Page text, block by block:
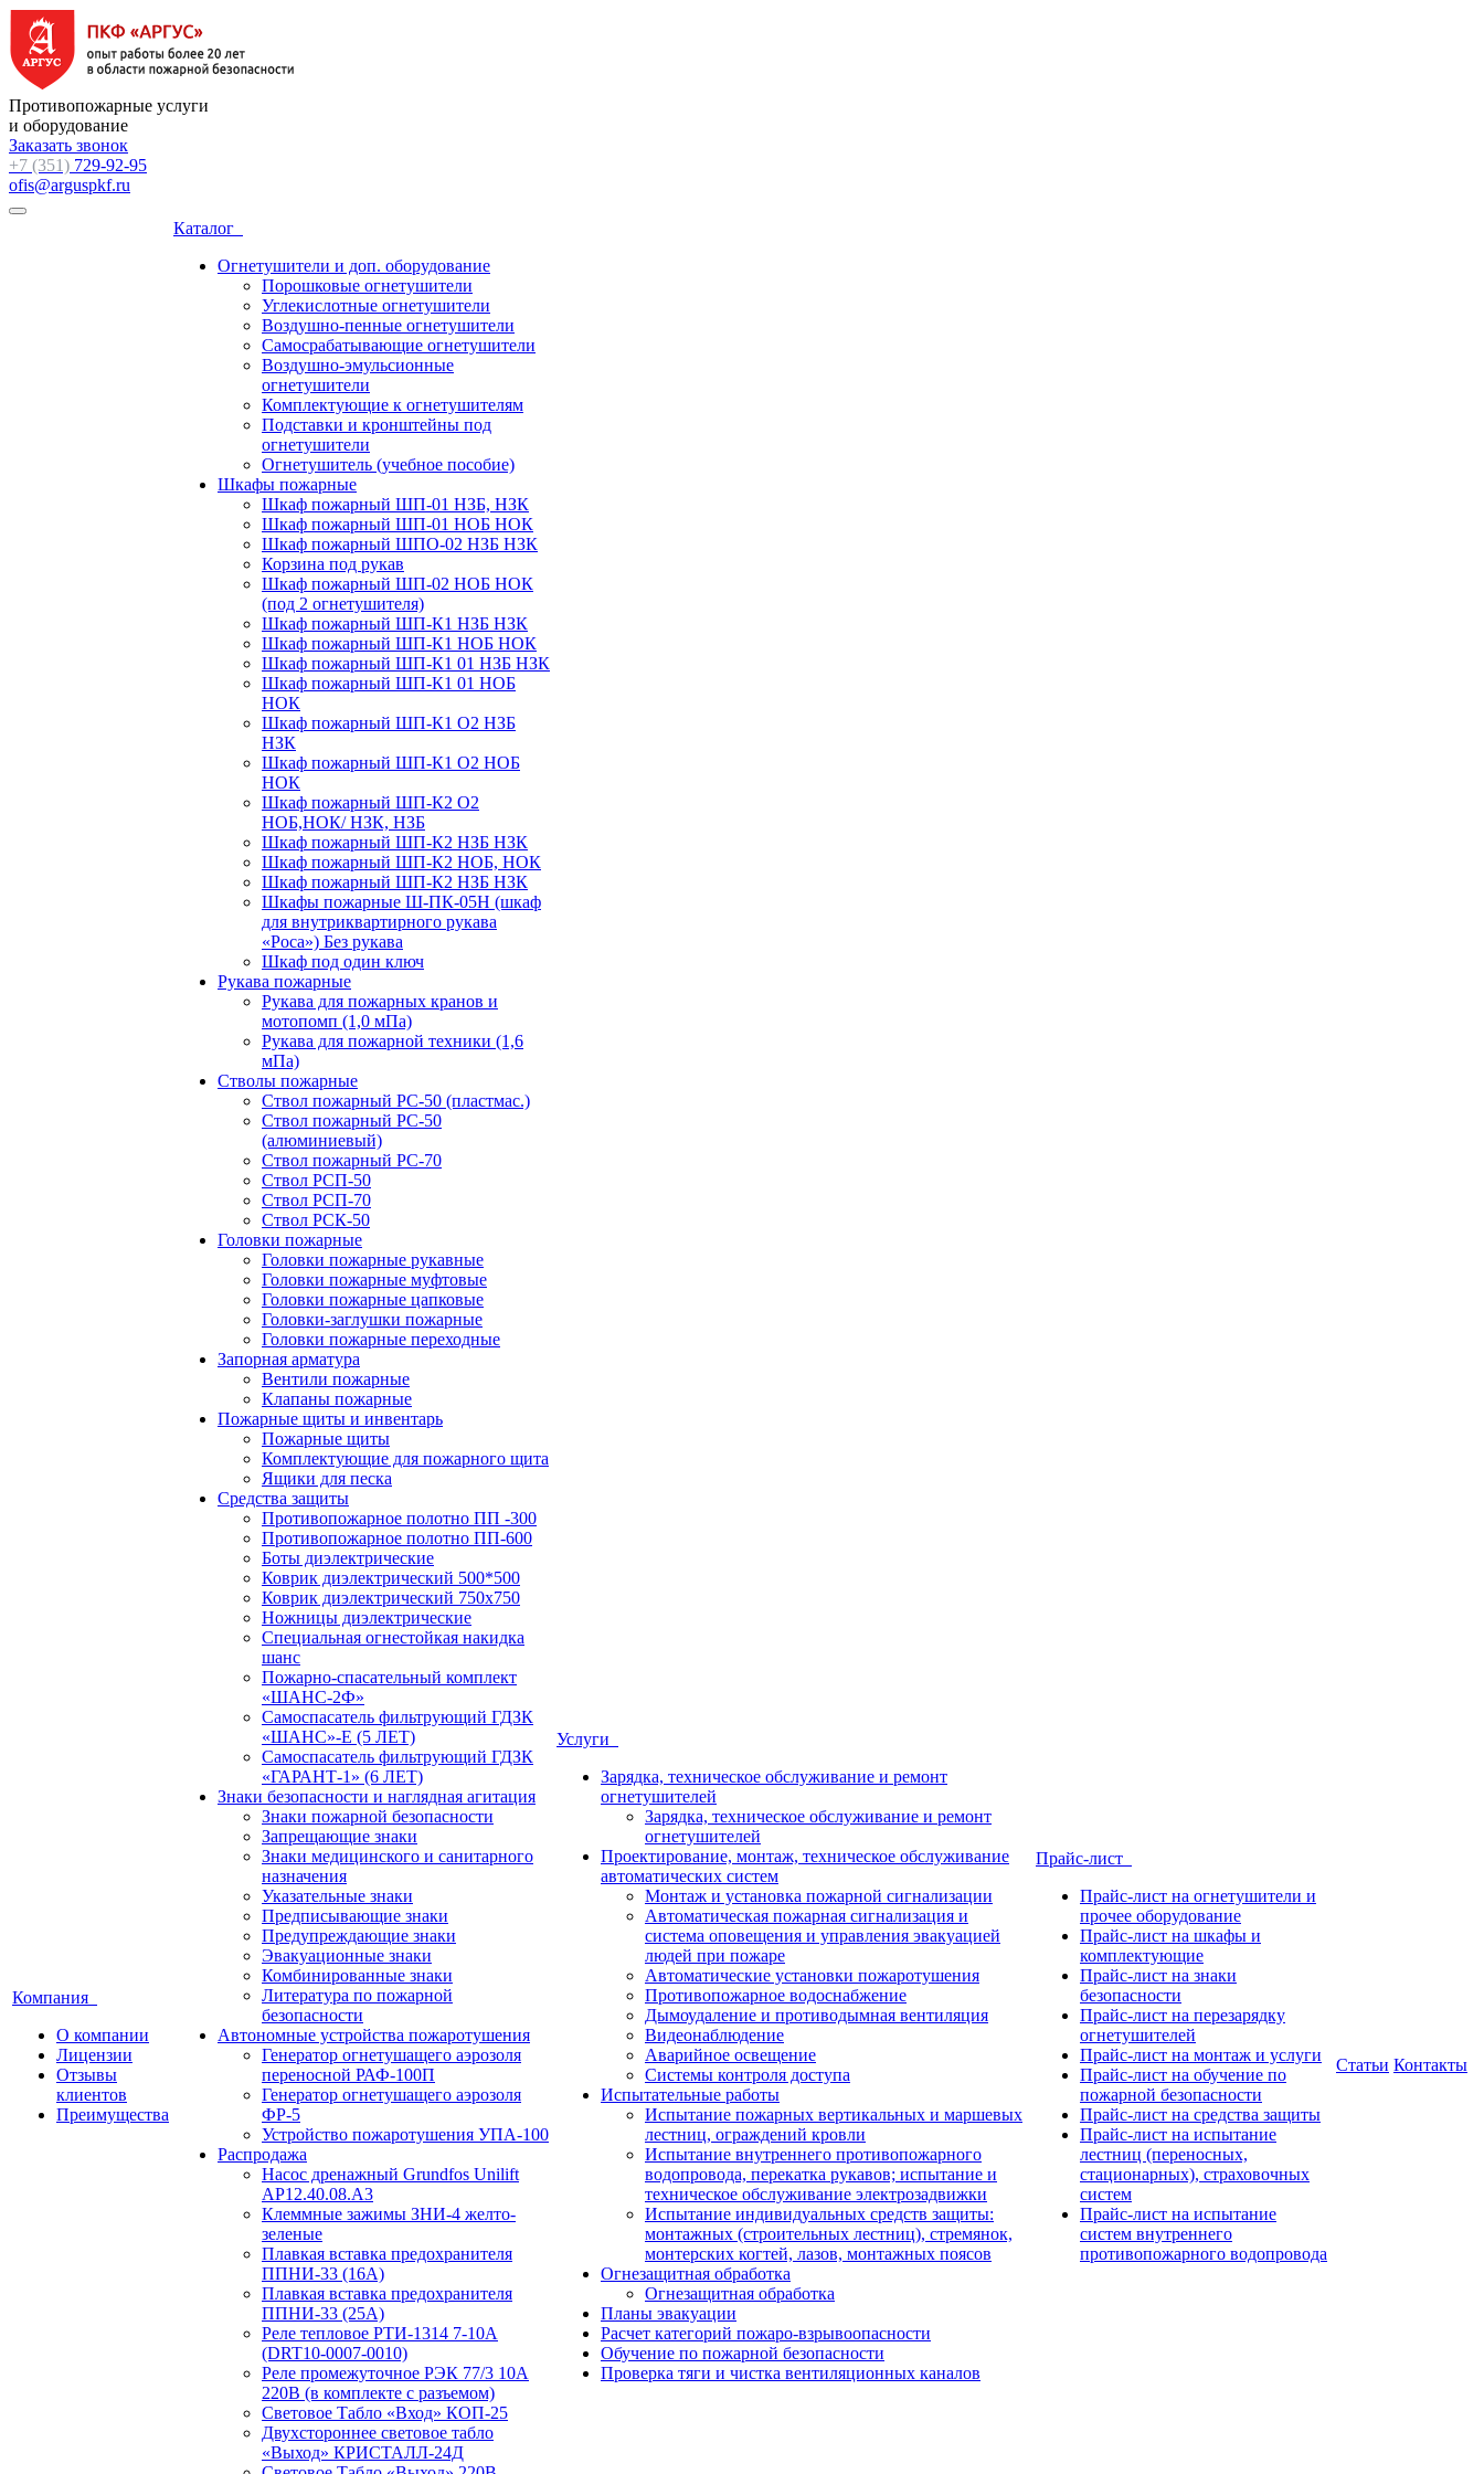
Противопожарные услуги
и оборудование
Заказать звонок
+7 (351) 729-92-95
ofis@arguspkf.ru
Компания
О компании
Лицензии
Отзывы
клиентов
Преимущества
Каталог
Огнетушители и доп. оборудование
Порошковые огнетушители
Углекислотные огнетушители
Воздушно-пенные огнетушители
Самосрабатывающие огнетушители
Воздушно-эмульсионные
огнетушители
Комплектующие к огнетушителям
Подставки и кронштейны под
огнетушители
Огнетушитель (учебное пособие)
Шкафы пожарные
Шкаф пожарный ШП-01 НЗБ, НЗК
Шкаф пожарный ШП-01 НОБ НОК
Шкаф пожарный ШПО-02 НЗБ НЗК
Корзина под рукав
Шкаф пожарный ШП-02 НОБ НОК
(под 2 огнетушителя)
Шкаф пожарный ШП-К1 НЗБ НЗК
Шкаф пожарный ШП-К1 НОБ НОК
Шкаф пожарный ШП-К1 01 НЗБ НЗК
Шкаф пожарный ШП-К1 01 НОБ
НОК
Шкаф пожарный ШП-К1 О2 НЗБ
НЗК
Шкаф пожарный ШП-К1 О2 НОБ
НОК
Шкаф пожарный ШП-К2 О2
НОБ,НОК/ НЗК, НЗБ
Шкаф пожарный ШП-К2 НЗБ НЗК
Шкаф пожарный ШП-К2 НОБ, НОК
Шкаф пожарный ШП-К2 НЗБ НЗК
Шкафы пожарные Ш-ПК-05Н (шкаф
для внутриквартирного рукава
«Роса») Без рукава
Шкаф под один ключ
Рукава пожарные
Рукава для пожарных кранов и
мотопомп (1,0 мПа)
Рукава для пожарной техники (1,6
мПа)
Стволы пожарные
Ствол пожарный РС-50 (пластмас.)
Ствол пожарный РС-50
(алюминиевый)
Ствол пожарный РС-70
Ствол РСП-50
Ствол РСП-70
Ствол РСК-50
Головки пожарные
Головки пожарные рукавные
Головки пожарные муфтовые
Головки пожарные цапковые
Головки-заглушки пожарные
Головки пожарные переходные
Запорная арматура
Вентили пожарные
Клапаны пожарные
Пожарные щиты и инвентарь
Пожарные щиты
Комплектующие для пожарного щита
Ящики для песка
Средства защиты
Противопожарное полотно ПП -300
Противопожарное полотно ПП-600
Боты диэлектрические
Коврик диэлектрический 500*500
Коврик диэлектрический 750х750
Ножницы диэлектрические
Специальная огнестойкая накидка
шанс
Пожарно-спасательный комплект
«ШАНС-2Ф»
Самоспасатель фильтрующий ГДЗК
«ШАНС»-Е (5 ЛЕТ)
Самоспасатель фильтрующий ГДЗК
«ГАРАНТ-1» (6 ЛЕТ)
Знаки безопасности и наглядная агитация
Знаки пожарной безопасности
Запрещающие знаки
Знаки медицинского и санитарного
назначения
Указательные знаки
Предписывающие знаки
Предупреждающие знаки
Эвакуационные знаки
Комбинированные знаки
Литература по пожарной
безопасности
Автономные устройства пожаротушения
Генератор огнетушащего аэрозоля
переносной РАФ-100П
Генератор огнетушащего аэрозоля
ФР-5
Устройство пожаротушения УПА-100
Распродажа
Насос дренажный Grundfos Unilift
АP12.40.08.A3
Клеммные зажимы ЗНИ-4 желто-
зеленые
Плавкая вставка предохранителя
ППНИ-33 (16А)
Плавкая вставка предохранителя
ППНИ-33 (25А)
Реле тепловое РТИ-1314 7-10А
(DRT10-0007-0010)
Реле промежуточное РЭК 77/3 10А
220В (в комплекте с разъемом)
Световое Табло «Вход» КОП-25
Двухстороннее световое табло
«Выход» КРИСТАЛЛ-24Д
Услуги
Зарядка, техническое обслуживание и ремонт
огнетушителей
Зарядка, техническое обслуживание и ремонт
огнетушителей
Проектирование, монтаж, техническое обслуживание
автоматических систем
Монтаж и установка пожарной сигнализации
Автоматическая пожарная сигнализация и
система оповещения и управления эвакуацией
людей при пожаре
Автоматические установки пожаротушения
Противопожарное водоснабжение
Дымоудаление и противодымная вентиляция
Видеонаблюдение
Аварийное освещение
Системы контроля доступа
Испытательные работы
Испытание пожарных вертикальных и маршевых
лестниц, ограждений кровли
Испытание внутреннего противопожарного
водопровода, перекатка рукавов; испытание и
техническое обслуживание электрозадвижки
Испытание индивидуальных средств защиты:
монтажных (строительных лестниц), стремянок,
монтерских когтей, лазов, монтажных поясов
Огнезащитная обработка
Огнезащитная обработка
Планы эвакуации
Расчет категорий пожаро-взрывоопасности
Обучение по пожарной безопасности
Проверка тяги и чистка вентиляционных каналов
Прайс-лист
Прайс-лист на огнетушители и
прочее оборудование
Прайс-лист на шкафы и
комплектующие
Прайс-лист на знаки
безопасности
Прайс-лист на перезарядку
огнетушителей
Прайс-лист на монтаж и услуги
Прайс-лист на обучение по
пожарной безопасности
Прайс-лист на средства защиты
Прайс-лист на испытание
лестниц (переносных,
стационарных), страховочных
систем
Прайс-лист на испытание
систем внутреннего
противопожарного водопровода
Статьи Контакты